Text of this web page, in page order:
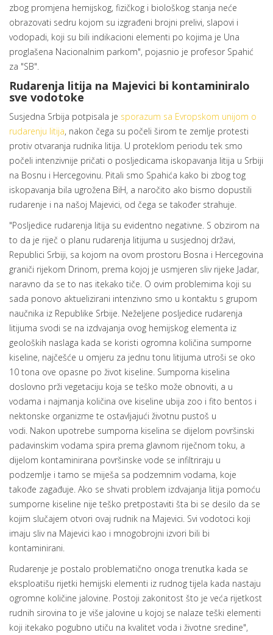
zbog promjena hemijskog, fizičkog i biološkog stanja neće
obrazovati sedru kojom su izgrađeni brojni prelivi, slapovi i
vodopadi, koji su bili indikacioni elementi po kojima je Una
proglašena Nacionalnim parkom", pojasnio je profesor Spahić
za "SB".
Rudarenja litija na Majevici bi kontaminiralo
sve vodotoke
Susjedna Srbija potpisala je sporazum sa Evropskom unijom o
rudarenju litija, nakon čega su počeli širom te zemlje protesti
protiv otvaranja rudnika litija. U proteklom periodu tek smo
počeli intenzivnije pričati o posljedicama iskopavanja litija u Srbiji
na Bosnu i Hercegovinu. Pitali smo Spahića kako bi zbog tog
iskopavanja bila ugrožena BiH, a naročito ako bismo dopustili
rudarenje i na našoj Majevici, od čega se također strahuje.
"Posljedice rudarenja litija su evidentno negativne. S obzirom na
to da je riječ o planu rudarenja litijuma u susjednoj državi,
Republici Srbiji, sa kojom na ovom prostoru Bosna i Hercegovina
graniči rijekom Drinom, prema kojoj je usmjeren sliv rijeke Jadar,
naravno da se to nas itekako tiče. O ovim problemima koji su
sada ponovo aktuelizirani intenzivno smo u kontaktu s grupom
naučnika iz Republike Srbije. Neželjene posljedice rudarenja
litijuma svodi se na izdvajanja ovog hemijskog elementa iz
geoloških naslaga kada se koristi ogromna količina sumporne
kiseline, najčešće u omjeru za jednu tonu litijuma utroši se oko
10 tona ove opasne po život kiseline. Sumporna kiselina
doslovno prži vegetaciju koja se teško može obnoviti, a u
vodama i najmanja količina ove kiseline ubija zoo i fito bentos i
nektonske organizme te ostavljajući životnu pustoš u
vodi. Nakon upotrebe sumporna kiselina se dijelom površinski
padavinskim vodama spira prema glavnom riječnom toku, a
dijelom kontaminirana površinske vode se infiltriraju u
podzemlje i tamo se miješa sa podzemnim vodama, koje
takođe zagađuje. Ako se shvati problem izdvajanja litija pomoću
sumporne kiseline nije teško pretpostaviti šta bi se desilo da se
kojim slučajem otvori ovaj rudnik na Majevici. Svi vodotoci koji
imaju sliv na Majevici kao i mnogobrojni izvori bili bi
kontaminirani.
Rudarenje je postalo problematično onoga trenutka kada se
eksploatišu rijetki hemijski elementi iz rudnog tijela kada nastaju
ogromne količine jalovine. Postoji zakonitost što je veća rijetkost
rudnih sirovina to je više jalovine u kojoj se nalaze teški elementi
koji itekako pogubno utiču na kvalitet voda i životne sredine",